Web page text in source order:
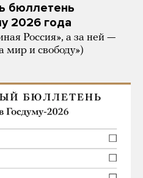
бюллетень
2026 года
Россия», а за ней —
мир и свободу»)